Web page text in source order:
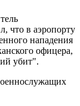
что в аэропорту
нападения
офицера,
убит".